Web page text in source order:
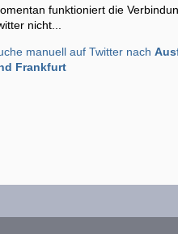
funktioniert die
nicht...
manuell auf Twitter nach
Frankfurt